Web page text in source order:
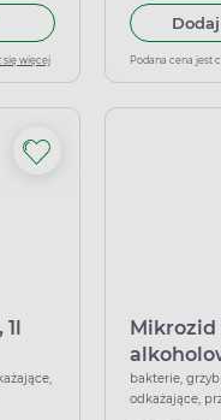
do dezynfekcji rąk, 30 ml
do koszyka
się więcej Podana cena jest
1l
Mikrozid
ml
bakterie,
odkażające,